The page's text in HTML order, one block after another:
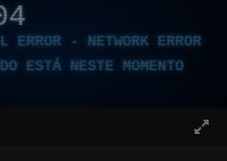
ERROR - NETWORK ERROR
ESTÁ NESTE MOMENTO